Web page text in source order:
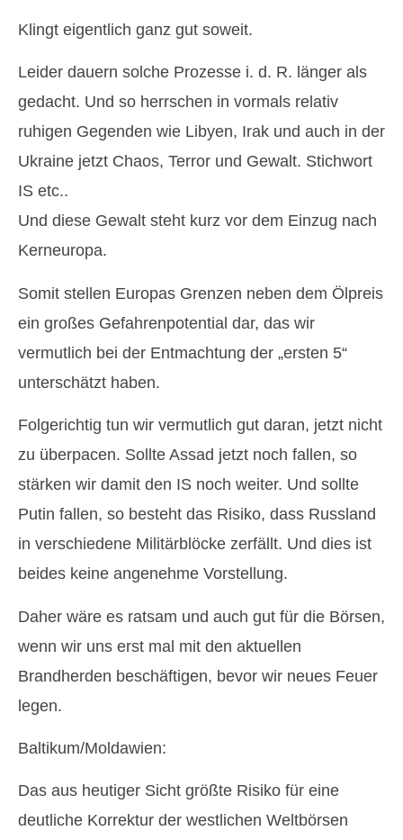
Klingt eigentlich ganz gut soweit.
Leider dauern solche Prozesse i. d. R. länger als
gedacht. Und so herrschen in vormals relativ
ruhigen Gegenden wie Libyen, Irak und auch in der
Ukraine jetzt Chaos, Terror und Gewalt. Stichwort
IS etc..
Und diese Gewalt steht kurz vor dem Einzug nach
Kerneuropa.
Somit stellen Europas Grenzen neben dem Ölpreis
ein großes Gefahrenpotential dar, das wir
vermutlich bei der Entmachtung der „ersten 5“
unterschätzt haben.
Folgerichtig tun wir vermutlich gut daran, jetzt nicht
zu überpacen. Sollte Assad jetzt noch fallen, so
stärken wir damit den IS noch weiter. Und sollte
Putin fallen, so besteht das Risiko, dass Russland
in verschiedene Militärblöcke zerfällt. Und dies ist
beides keine angenehme Vorstellung.
Daher wäre es ratsam und auch gut für die Börsen,
wenn wir uns erst mal mit den aktuellen
Brandherden beschäftigen, bevor wir neues Feuer
legen.
Baltikum/Moldawien:
Das aus heutiger Sicht größte Risiko für eine
deutliche Korrektur der westlichen Weltbörsen